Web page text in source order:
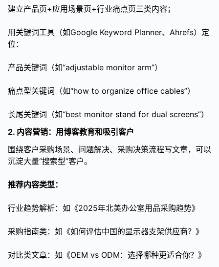
建立产品页+应用场景页+行业痛点页三类内容；
用关键词工具（如Google Keyword Planner、Ahrefs）定
位：
产品关键词（如“adjustable monitor arm”）
痛点型关键词（如“how to organize office cables”）
长尾关键词（如“best monitor stand for dual screens”）
2. 内容营销：用博客教育和吸引客户
围绕客户采购场景、问题解决、采购决策流程写文章，可以
沉淀大量“搜索型”客户。
推荐内容类型：
行业趋势解析：如《2025年北美办公室用品采购趋势》
采购指南类：如《如何评估中国的显示器支架供应商？》
对比类文章：如《OEM vs ODM：选择哪种更适合你？》